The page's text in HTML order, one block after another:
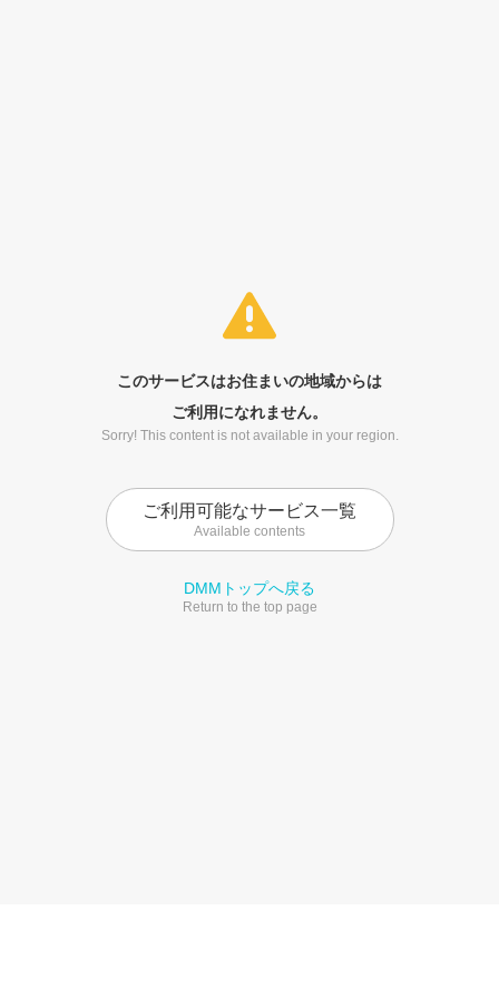
このサービスはお住まいの地域からは
ご利用になれません。
Sorry! This content is not available in your region.
ご利用可能なサービス一覧
Available contents
DMMトップへ戻る
Return to the top page